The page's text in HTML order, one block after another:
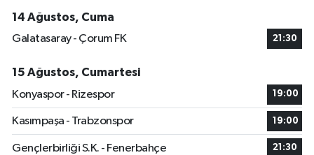
14 Ağustos, Cuma
Galatasaray - Çorum FK
21:30
15 Ağustos, Cumartesi
Konyaspor - Rizespor
19:00
Kasımpaşa - Trabzonspor 19:00
Gençlerbirliği S.K. - Fenerbahçe 21:30